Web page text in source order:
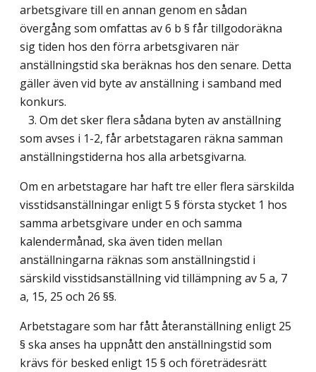
arbetsgivare till en annan genom en sådan
övergång som omfattas av 6 b § får tillgodoräkna
sig tiden hos den förra arbetsgivaren när
anställningstid ska beräknas hos den senare. Detta
gäller även vid byte av anställning i samband med
konkurs.
3. Om det sker flera sådana byten av anställning
som avses i 1-2, får arbetstagaren räkna samman
anställningstiderna hos alla arbetsgivarna.
Om en arbetstagare har haft tre eller flera särskilda
visstidsanställningar enligt 5 § första stycket 1 hos
samma arbetsgivare under en och samma
kalendermånad, ska även tiden mellan
anställningarna räknas som anställningstid i
särskild visstidsanställning vid tillämpning av 5 a, 7
a, 15, 25 och 26 §§.
Arbetstagare som har fått återanställning enligt 25
§ ska anses ha uppnått den anställningstid som
krävs för besked enligt 15 § och företrädesrätt